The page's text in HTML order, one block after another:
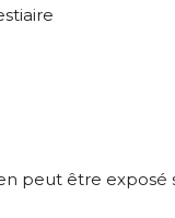
peut être exposé